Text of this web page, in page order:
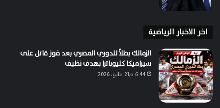
اخر الاخبار الرياضية
الزمالك بطلاً للدوري المصري بعد فوز قاتل على
سيراميكا كليوباترا بهدف نظيف
6:44 م21 مايو، 2026